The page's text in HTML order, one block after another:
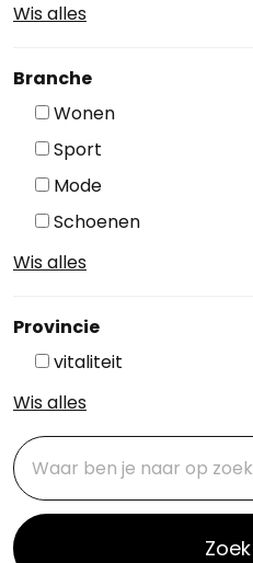
Wis alles
Branche
Wonen
Sport
Mode
Schoenen
Wis alles
Provincie
vitaliteit
Wis alles
Zoek